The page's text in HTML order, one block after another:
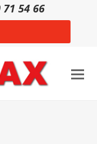
71 54 66